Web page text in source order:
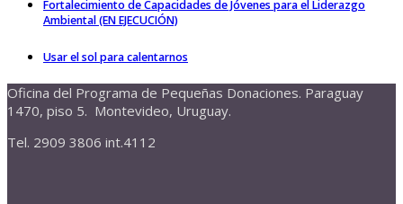
Fortalecimiento de Capacidades de Jóvenes para el Liderazgo
Ambiental (EN EJECUCIÓN)
Usar el sol para calentarnos
Oficina del Programa de Pequeñas Donaciones. Paraguay
1470, piso 5. Montevideo, Uruguay.
Tel. 2909 3806 int.4112